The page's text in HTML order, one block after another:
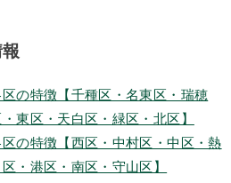
の特徴【千種区・名東区・瑞穂
東区・天白区・緑区・北区】
の特徴【西区・中村区・中区・熱
・港区・南区・守山区】